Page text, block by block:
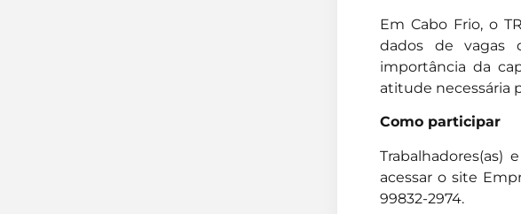
Em Cabo Frio, o
dados de vagas
importância da
atitude necessária
Como participar
Trabalhadores(as)
acessar o site
99832-2974.